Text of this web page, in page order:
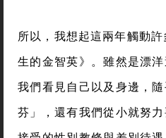
所以，我想起這兩年觸動
生的金智英》。雖然是漂
我們看見自己以及身邊，
芬」，還有我們從小就努